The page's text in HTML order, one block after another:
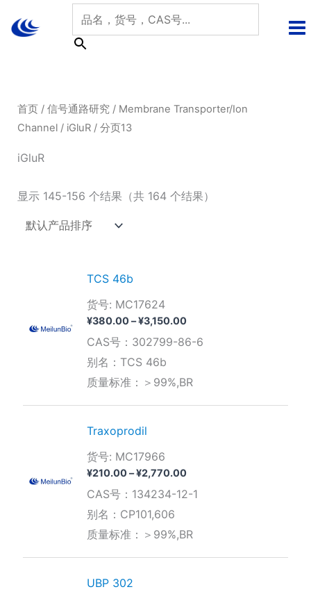
首页/ 信号通路研究/ Membrane Transporter/Ion
Channel/ iGluR/ 分页13
iGluR
显示 145-156 个结果（共 164 个结果）
TCS 46b
货号: MC17624
¥380.00–¥3,150.00价
范
至
CAS号：302799-86-6
别名：TCS 46b
质量标准：＞99%,BR
Traxoprodil
货号: MC17966
¥210.00–¥2,770.00价
范
至
CAS号：134234-12-1
别名：CP101,606
质量标准：＞99%,BR
UBP 302